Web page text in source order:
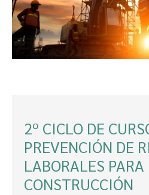
2º CICLO DE
PREVENCIÓN DE
LABORALES
CONSTRUCCIÓN